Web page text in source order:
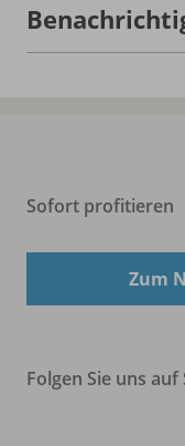
Sofort profitieren
Zum
Folgen Sie uns auf